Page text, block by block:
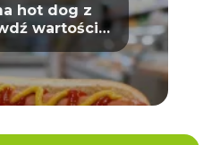
hot dog z
wartości